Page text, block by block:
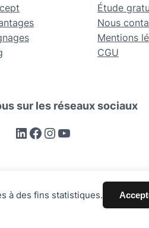
à des fins statistiques.
Étude
Nous
Mentions
CGU
sur les réseaux sociaux
LinkedIn
Facebook
Instagram
YouTube
pour les propriétaires de